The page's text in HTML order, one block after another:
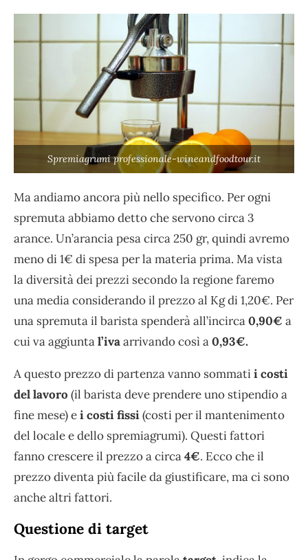
Spremiagrumi professionale-wineandfoodtour.it
Ma andiamo ancora più nello specifico. Per ogni
spremuta abbiamo detto che servono circa 3
arance. Un’arancia pesa circa 250 gr, quindi avremo
meno di 1€ di spesa per la materia prima. Ma vista
la diversità dei prezzi secondo la regione faremo
una media considerando il prezzo al Kg di 1,20€. Per
una spremuta il barista spenderà all’incirca0,90€ a
cui va aggiuntal’ivaarrivando così a0,93€.
A questo prezzo di partenza vanno sommatii costi
del lavoro (il barista deve prendere uno stipendio a
fine mese) ei costi fissi(costi per il mantenimento
del locale e dello spremiagrumi). Questi fattori
fanno crescere il prezzo a circa4€. Ecco che il
prezzo diventa più facile da giustificare, ma ci sono
anche altri fattori.
Questione di target